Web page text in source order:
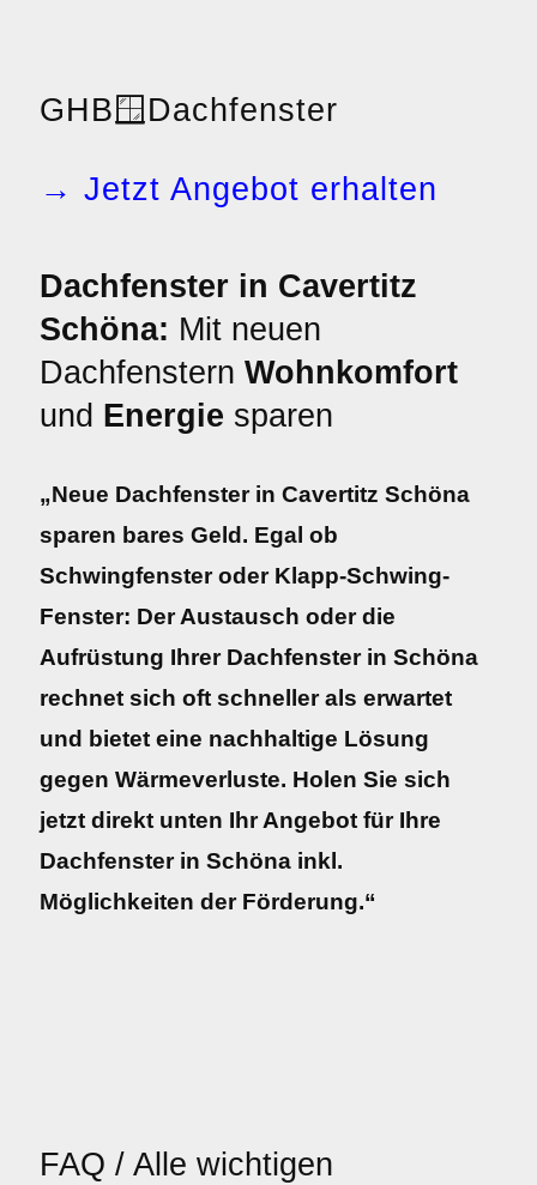
GHB 🪟 Dachfenster
→ Jetzt Angebot erhalten
Dachfenster in Cavertitz
Schöna: Mit neuen
Dachfenstern Wohnkomfort
und Energie sparen
„Neue Dachfenster in Cavertitz Schöna
sparen bares Geld. Egal ob
Schwingfenster oder Klapp-Schwing-
Fenster: Der Austausch oder die
Aufrüstung Ihrer Dachfenster in Schöna
rechnet sich oft schneller als erwartet
und bietet eine nachhaltige Lösung
gegen Wärmeverluste. Holen Sie sich
jetzt direkt unten Ihr Angebot für Ihre
Dachfenster in Schöna inkl.
Möglichkeiten der Förderung.“
FAQ / Alle wichtigen